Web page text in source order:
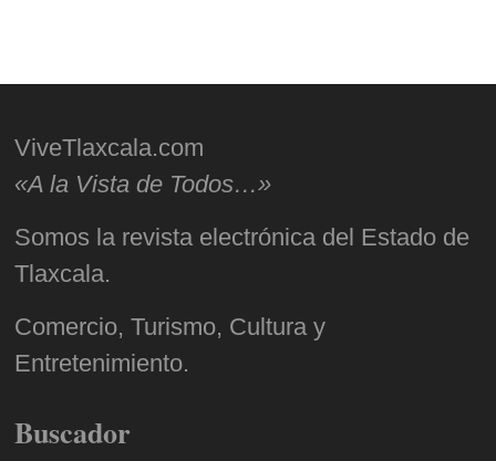
ViveTlaxcala.com
«A la Vista de Todos…»
Somos la revista electrónica del Estado de
Tlaxcala.
Comercio, Turismo, Cultura y
Entretenimiento.
Buscador